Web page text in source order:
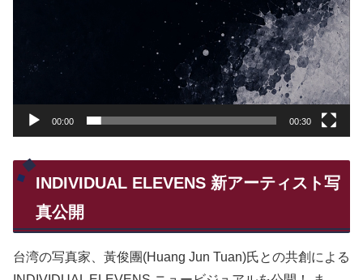
00:00 00:30
INDIVIDUAL ELEVENS 新アーティスト写
真公開
台湾の写真家、黃俊團(Huang Jun Tuan)氏との共創による